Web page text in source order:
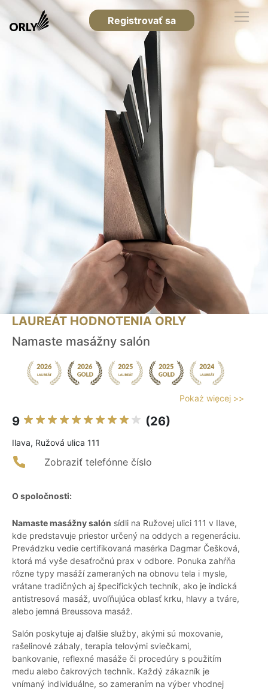
Registrovať sa
LAUREÁT HODNOTENIA ORLY
Namaste masážny salón
Pokaż więcej >>
9 (26)
Ilava, Ružová ulica 111
Zobraziť telefónne číslo
O spoločnosti:
Namaste masážny salón sídli na Ružovej ulici 111 v Ilave,
kde predstavuje priestor určený na oddych a regeneráciu.
Prevádzku vedie certifikovaná masérka Dagmar Češková,
ktorá má vyše desaťročnú prax v odbore. Ponuka zahŕňa
rôzne typy masáží zameraných na obnovu tela i mysle,
vrátane tradičných aj špecifických techník, ako je indická
antistresová masáž, uvoľňujúca oblasť krku, hlavy a tváre,
alebo jemná Breussova masáž.
Salón poskytuje aj ďalšie služby, akými sú moxovanie,
rašelinové zábaly, terapia telovými sviečkami,
bankovanie, reflexné masáže či procedúry s použitím
medu alebo čakrových techník. Každý zákazník je
vnímaný individuálne, so zameraním na výber vhodnej